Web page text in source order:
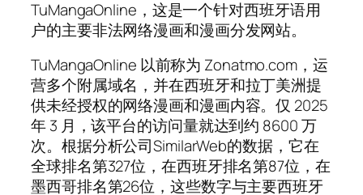
TuMangaOnline，这是一个针对西班牙语用
户的主要非法网络漫画和漫画分发网站。
TuMangaOnline 以前称为 Zonatmo.com，运
营多个附属域名，并在西班牙和拉丁美洲提
供未经授权的网络漫画和漫画内容。仅 2025
年 3 月，该平台的访问量就达到约 8600 万
次。根据分析公司SimilarWeb的数据，它在
全球排名第327位，在西班牙排名第87位，在
墨西哥排名第26位，这些数字与主要西班牙